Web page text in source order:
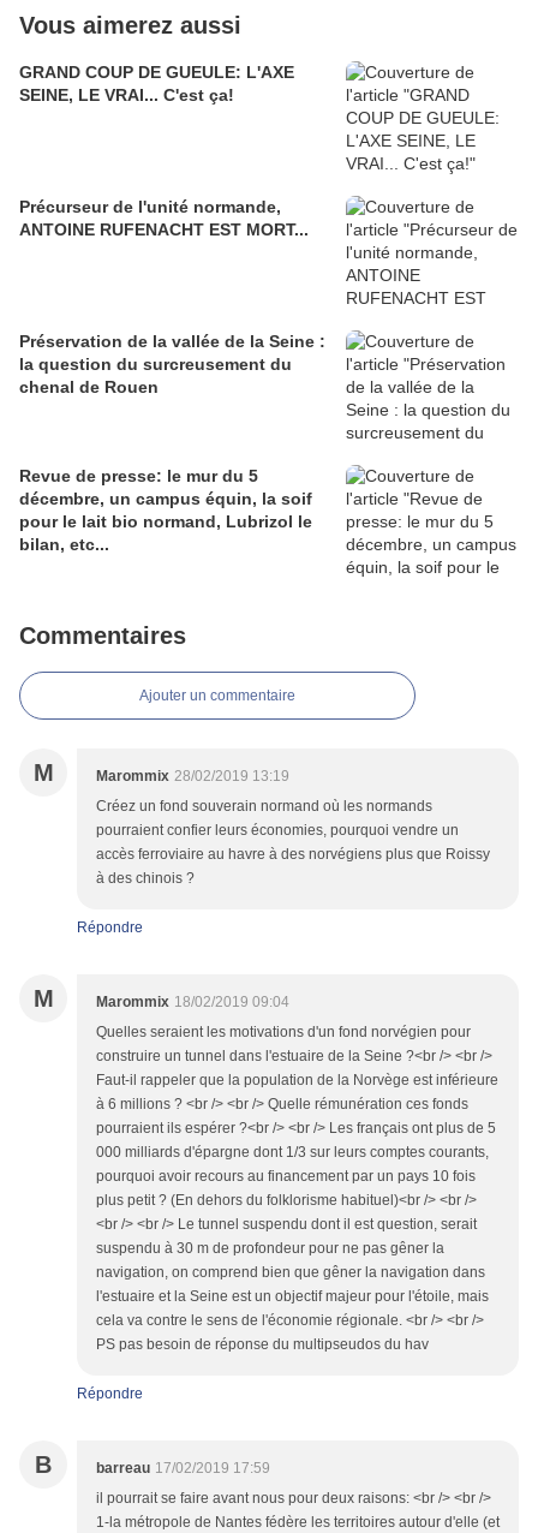
Vous aimerez aussi
GRAND COUP DE GUEULE: L'AXE
SEINE, LE VRAI... C'est ça!
Précurseur de l'unité normande,
ANTOINE RUFENACHT EST MORT...
Préservation de la vallée de la Seine :
la question du surcreusement du
chenal de Rouen
Revue de presse: le mur du 5
décembre, un campus équin, la soif
pour le lait bio normand, Lubrizol le
bilan, etc...
Commentaires
Ajouter un commentaire
M Marommix 28/02/2019 13:19
Créez un fond souverain normand où les normands
pourraient confier leurs économies, pourquoi vendre un
accès ferroviaire au havre à des norvégiens plus que Roissy
à des chinois ?
Répondre
M Marommix 18/02/2019 09:04
Quelles seraient les motivations d'un fond norvégien pour
construire un tunnel dans l'estuaire de la Seine ?<br /> <br />
Faut-il rappeler que la population de la Norvège est inférieure
à 6 millions ? <br /> <br /> Quelle rémunération ces fonds
pourraient ils espérer ?<br /> <br /> Les français ont plus de 5
000 milliards d'épargne dont 1/3 sur leurs comptes courants,
pourquoi avoir recours au financement par un pays 10 fois
plus petit ? (En dehors du folklorisme habituel)<br /> <br />
<br /> <br /> Le tunnel suspendu dont il est question, serait
suspendu à 30 m de profondeur pour ne pas gêner la
navigation, on comprend bien que gêner la navigation dans
l'estuaire et la Seine est un objectif majeur pour l'étoile, mais
cela va contre le sens de l'économie régionale. <br /> <br />
PS pas besoin de réponse du multipseudos du hav
Répondre
B barreau 17/02/2019 17:59
il pourrait se faire avant nous pour deux raisons: <br /> <br />
1-la métropole de Nantes fédère les territoires autour d'elle (et